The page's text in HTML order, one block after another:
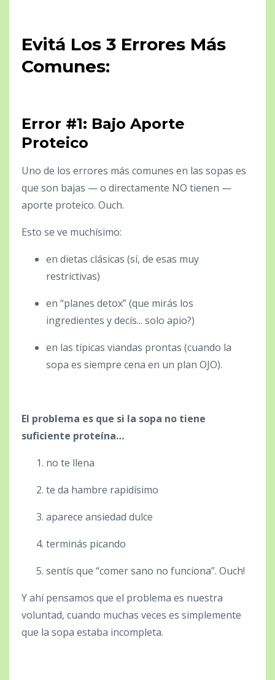
Evitá Los 3 Errores Más
Comunes:
Error #1: Bajo Aporte
Proteico
Uno de los errores más comunes en las sopas es
que son bajas — o directamente NO tienen —
aporte proteico. Ouch.
Esto se ve muchísimo:
en dietas clásicas (sí, de esas muy
restrictivas)
en “planes detox” (que mirás los
ingredientes y decís... solo apio?)
en las típicas viandas prontas (cuando la
sopa es siempre cena en un plan OJO).
El problema es que si la sopa no tiene
suficiente proteína…
no te llena
te da hambre rapidísimo
aparece ansiedad dulce
terminás picando
sentís que “comer sano no funciona”. Ouch!
Y ahí pensamos que el problema es nuestra
voluntad, cuando muchas veces es simplemente
que la sopa estaba incompleta.